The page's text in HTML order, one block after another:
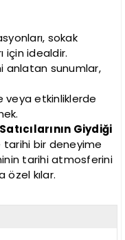
sokak
için idealdir.
anlatan sunumlar,
veya etkinliklerde
Giydiği
tarihi bir deneyime
tarihi atmosferini
özel kılar.